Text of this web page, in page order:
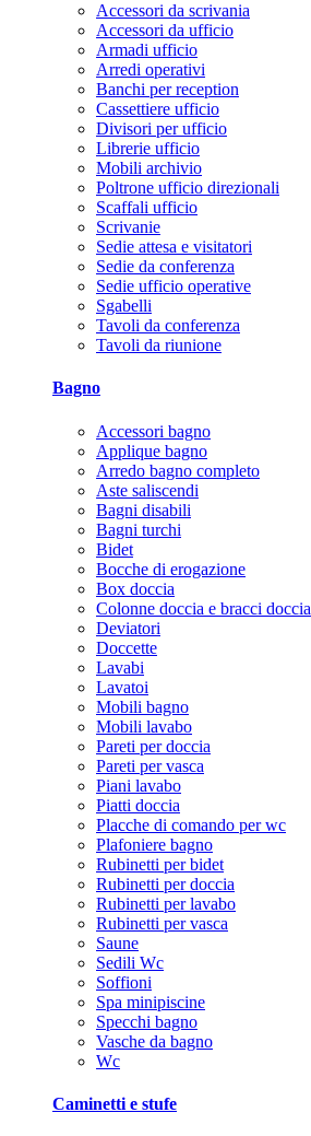
Accessori da scrivania
Accessori da ufficio
Armadi ufficio
Arredi operativi
Banchi per reception
Cassettiere ufficio
Divisori per ufficio
Librerie ufficio
Mobili archivio
Poltrone ufficio direzionali
Scaffali ufficio
Scrivanie
Sedie attesa e visitatori
Sedie da conferenza
Sedie ufficio operative
Sgabelli
Tavoli da conferenza
Tavoli da riunione
Bagno
Accessori bagno
Applique bagno
Arredo bagno completo
Aste saliscendi
Bagni disabili
Bagni turchi
Bidet
Bocche di erogazione
Box doccia
Colonne doccia e bracci doccia
Deviatori
Doccette
Lavabi
Lavatoi
Mobili bagno
Mobili lavabo
Pareti per doccia
Pareti per vasca
Piani lavabo
Piatti doccia
Placche di comando per wc
Plafoniere bagno
Rubinetti per bidet
Rubinetti per doccia
Rubinetti per lavabo
Rubinetti per vasca
Saune
Sedili Wc
Soffioni
Spa minipiscine
Specchi bagno
Vasche da bagno
Wc
Caminetti e stufe